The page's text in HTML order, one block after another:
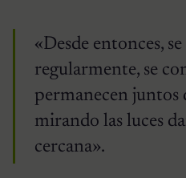
«Desde entonces,
regularmente, se
permanecen juntos
mirando las luces
cercana».